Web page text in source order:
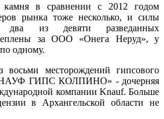
камня в сравнении с 2012 годом
рынка тоже несколько, и силы
два из девяти разведанных
за ООО «Онега Неруд», у
одному.
месторождений гипсового
ГИПС КОЛПИНО» - дочерняя
компании Knauf. Больше
в Архангельской области не